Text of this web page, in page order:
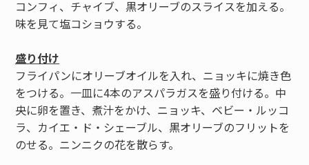
コンフィ、チャイブ、黒オリーブのスライスを加える。
味を見て塩コショウする。
盛り付け
フライパンにオリーブオイルを入れ、ニョッキに焼き色
をつける。一皿に4本のアスパラガスを盛り付ける。中
央に卵を置き、煮汁をかけ、ニョッキ、ベビー・ルッコ
ラ、カイエ・ド・シェーブル、黒オリーブのフリットを
のせる。ニンニクの花を散らす。